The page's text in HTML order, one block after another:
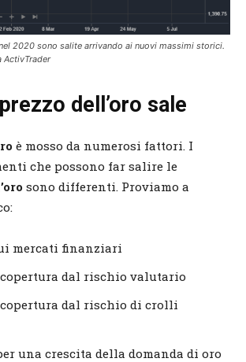
2020 sono salite arrivando ai nuovi massimi storici.
ActivTrader
dell’oro sale
è mosso da numerosi fattori. I
che possono far salire le
’oro sono differenti. Proviamo a
mercati finanziari
dal rischio valutario
dal rischio di crolli
una crescita della domanda di oro